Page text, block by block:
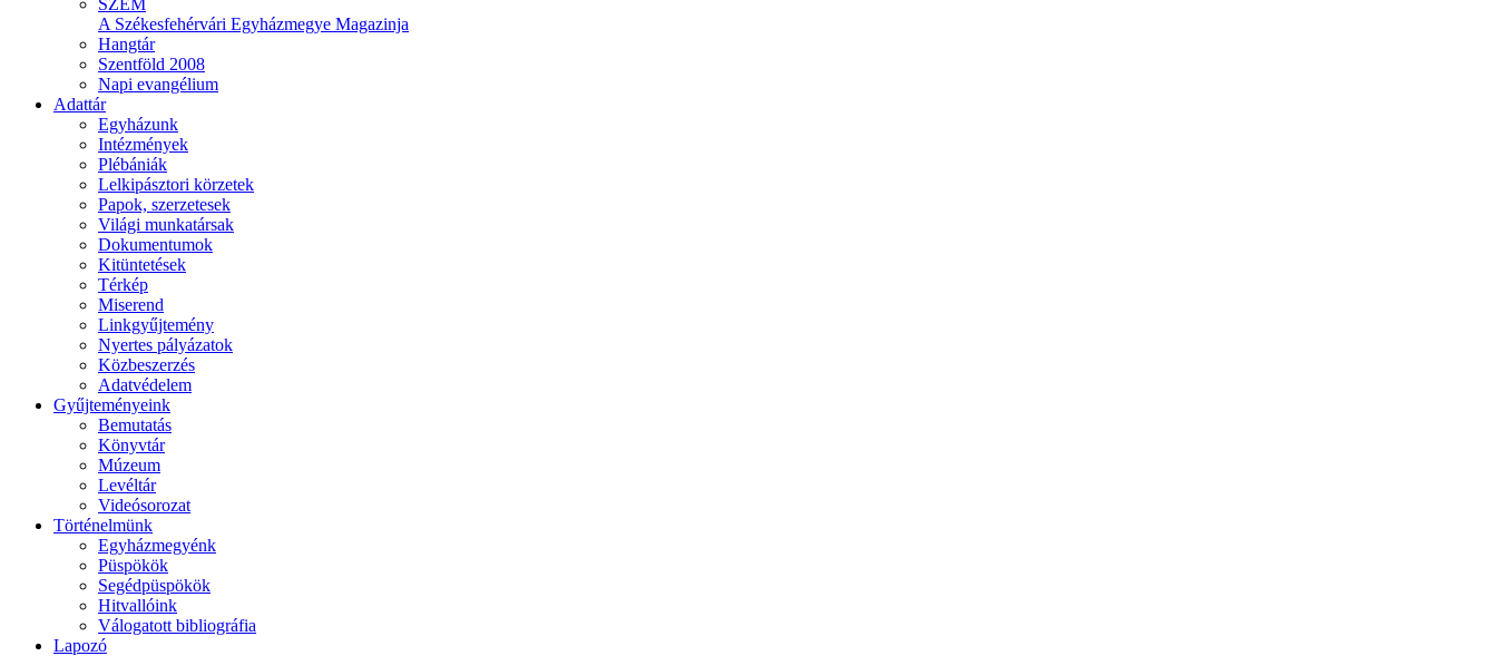
SZEM
A Székesfehérvári Egyházmegye Magazinja
Hangtár
Szentföld 2008
Napi evangélium
Adattár
Egyházunk
Intézmények
Plébániák
Lelkipásztori körzetek
Papok, szerzetesek
Világi munkatársak
Dokumentumok
Kitüntetések
Térkép
Miserend
Linkgyűjtemény
Nyertes pályázatok
Közbeszerzés
Adatvédelem
Gyűjteményeink
Bemutatás
Könyvtár
Múzeum
Levéltár
Videósorozat
Történelmünk
Egyházmegyénk
Püspökök
Segédpüspökök
Hitvallóink
Válogatott bibliográfia
Lapozó